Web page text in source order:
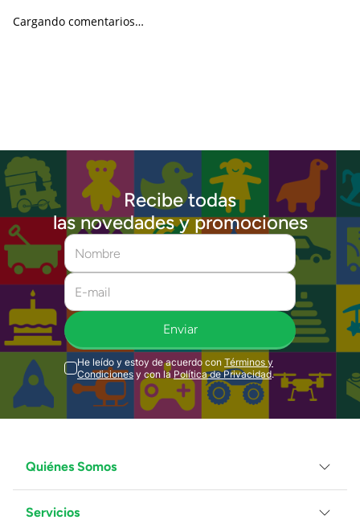
Cargando comentarios…
Recibe todas
las novedades y promociones
Enviar
He leído y estoy de acuerdo con Términos y
Condiciones y con la Política de Privacidad.
Quiénes Somos
Grupo Juguetron
Servicios